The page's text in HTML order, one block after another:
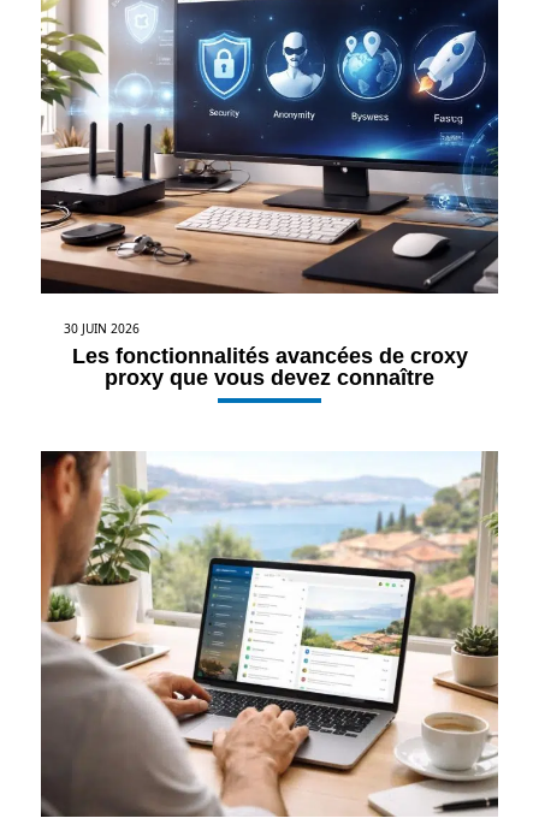
30 JUIN 2026
Les fonctionnalités avancées de croxy
proxy que vous devez connaître